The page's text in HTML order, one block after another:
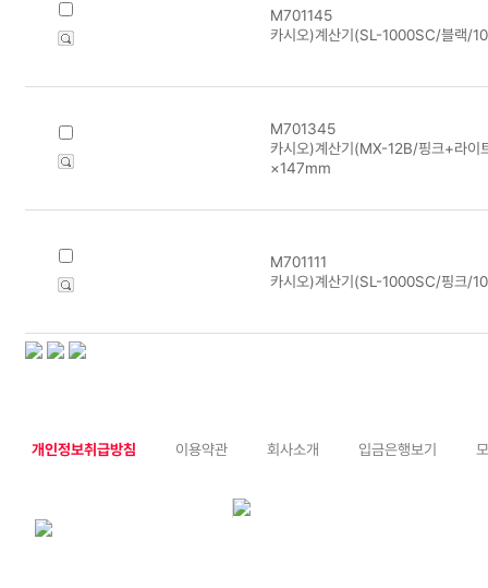
M701145
카시오)계산기(SL-1000SC/블랙/
M701345
카시오)계산기(MX-12B/핑크+라
×147mm
M701111
카시오)계산기(SL-1000SC/핑크/
개인정보취급방침 이용약관 회사소개 입금은행보기